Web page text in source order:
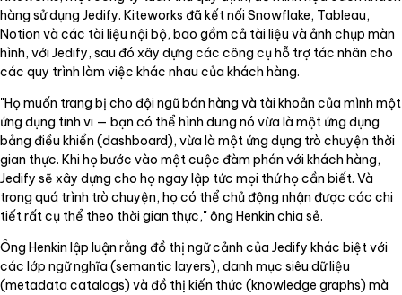
hàng sử dụng Jedify. Kiteworks đã kết nối Snowflake, Tableau,
Notion và các tài liệu nội bộ, bao gồm cả tài liệu và ảnh chụp màn
hình, với Jedify, sau đó xây dựng các công cụ hỗ trợ tác nhân cho
các quy trình làm việc khác nhau của khách hàng.
"Họ muốn trang bị cho đội ngũ bán hàng và tài khoản của mình một
ứng dụng tinh vi — bạn có thể hình dung nó vừa là một ứng dụng
bảng điều khiển (dashboard), vừa là một ứng dụng trò chuyện thời
gian thực. Khi họ bước vào một cuộc đàm phán với khách hàng,
Jedify sẽ xây dựng cho họ ngay lập tức mọi thứ họ cần biết. Và
trong quá trình trò chuyện, họ có thể chủ động nhận được các chi
tiết rất cụ thể theo thời gian thực," ông Henkin chia sẻ.
Ông Henkin lập luận rằng đồ thị ngữ cảnh của Jedify khác biệt với
các lớp ngữ nghĩa (semantic layers), danh mục siêu dữ liệu
(metadata catalogs) và đồ thị kiến thức (knowledge graphs) mà